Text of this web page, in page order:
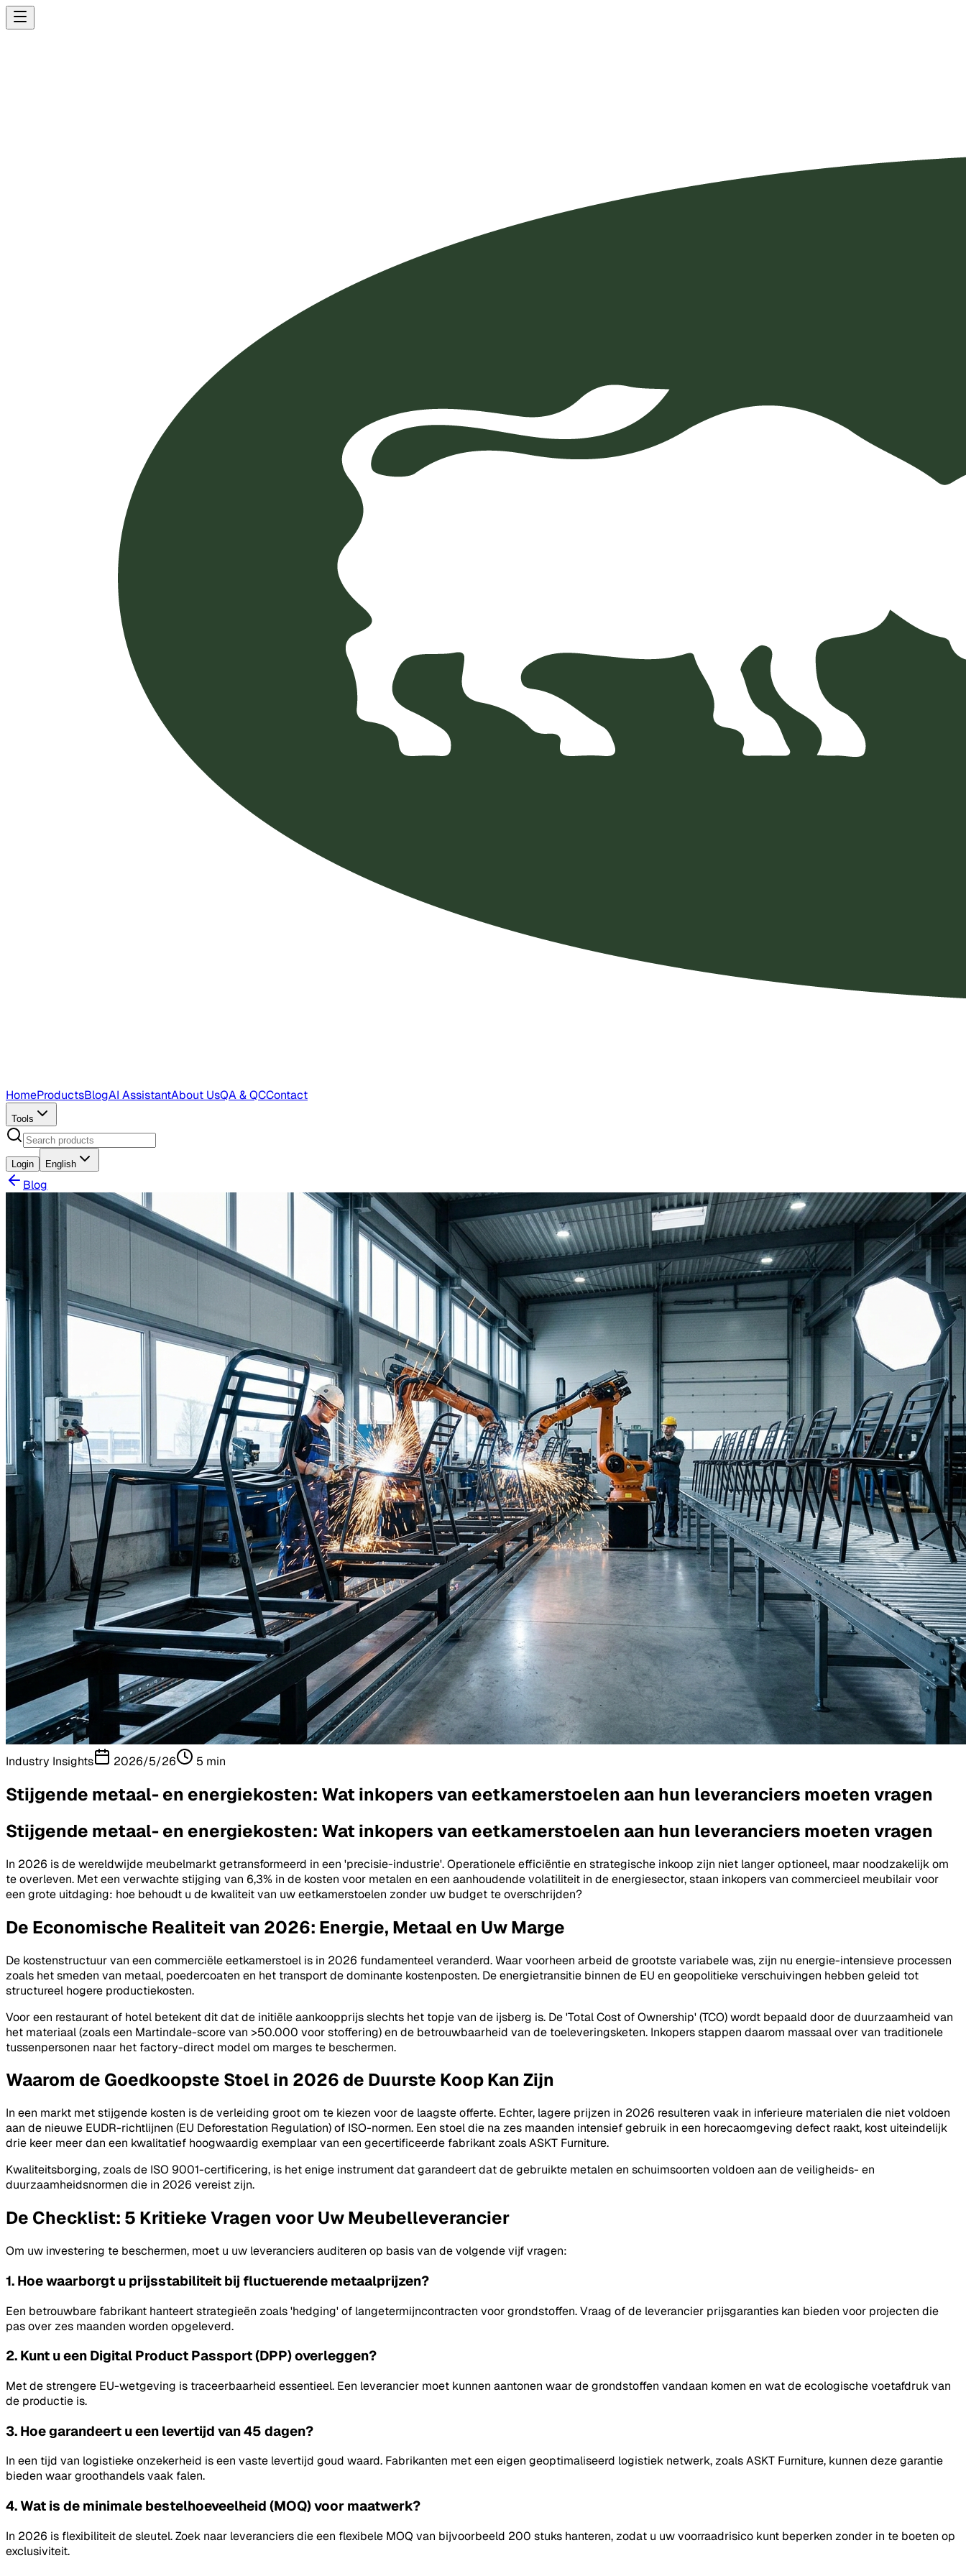
HomeProductsBlogAI AssistantAbout UsQA & QCContact
Tools
Login English
Blog
Industry Insights 2026/5/26 5 min
Stijgende metaal- en energiekosten: Wat inkopers van eetkamerstoelen aan hun leveranciers moeten vragen
Stijgende metaal- en energiekosten: Wat inkopers van eetkamerstoelen aan hun leveranciers moeten vragen
In 2026 is de wereldwijde meubelmarkt getransformeerd in een 'precisie-industrie'. Operationele efficiëntie en strategische inkoop zijn niet langer optioneel, maar noodzakelijk om
te overleven. Met een verwachte stijging van 6,3% in de kosten voor metalen en een aanhoudende volatiliteit in de energiesector, staan inkopers van commercieel meubilair voor
een grote uitdaging: hoe behoudt u de kwaliteit van uw eetkamerstoelen zonder uw budget te overschrijden?
De Economische Realiteit van 2026: Energie, Metaal en Uw Marge
De kostenstructuur van een commerciële eetkamerstoel is in 2026 fundamenteel veranderd. Waar voorheen arbeid de grootste variabele was, zijn nu energie-intensieve processen
zoals het smeden van metaal, poedercoaten en het transport de dominante kostenposten. De energietransitie binnen de EU en geopolitieke verschuivingen hebben geleid tot
structureel hogere productiekosten.
Voor een restaurant of hotel betekent dit dat de initiële aankoopprijs slechts het topje van de ijsberg is. De 'Total Cost of Ownership' (TCO) wordt bepaald door de duurzaamheid van
het materiaal (zoals een Martindale-score van >50.000 voor stoffering) en de betrouwbaarheid van de toeleveringsketen. Inkopers stappen daarom massaal over van traditionele
tussenpersonen naar het factory-direct model om marges te beschermen.
Waarom de Goedkoopste Stoel in 2026 de Duurste Koop Kan Zijn
In een markt met stijgende kosten is de verleiding groot om te kiezen voor de laagste offerte. Echter, lagere prijzen in 2026 resulteren vaak in inferieure materialen die niet voldoen
aan de nieuwe EUDR-richtlijnen (EU Deforestation Regulation) of ISO-normen. Een stoel die na zes maanden intensief gebruik in een horecaomgeving defect raakt, kost uiteindelijk
drie keer meer dan een kwalitatief hoogwaardig exemplaar van een gecertificeerde fabrikant zoals ASKT Furniture.
Kwaliteitsborging, zoals de ISO 9001-certificering, is het enige instrument dat garandeert dat de gebruikte metalen en schuimsoorten voldoen aan de veiligheids- en
duurzaamheidsnormen die in 2026 vereist zijn.
De Checklist: 5 Kritieke Vragen voor Uw Meubelleverancier
Om uw investering te beschermen, moet u uw leveranciers auditeren op basis van de volgende vijf vragen:
1. Hoe waarborgt u prijsstabiliteit bij fluctuerende metaalprijzen?
Een betrouwbare fabrikant hanteert strategieën zoals 'hedging' of langetermijncontracten voor grondstoffen. Vraag of de leverancier prijsgaranties kan bieden voor projecten die
pas over zes maanden worden opgeleverd.
2. Kunt u een Digital Product Passport (DPP) overleggen?
Met de strengere EU-wetgeving is traceerbaarheid essentieel. Een leverancier moet kunnen aantonen waar de grondstoffen vandaan komen en wat de ecologische voetafdruk van
de productie is.
3. Hoe garandeert u een levertijd van 45 dagen?
In een tijd van logistieke onzekerheid is een vaste levertijd goud waard. Fabrikanten met een eigen geoptimaliseerd logistiek netwerk, zoals ASKT Furniture, kunnen deze garantie
bieden waar groothandels vaak falen.
4. Wat is de minimale bestelhoeveelheid (MOQ) voor maatwerk?
In 2026 is flexibiliteit de sleutel. Zoek naar leveranciers die een flexibele MOQ van bijvoorbeeld 200 stuks hanteren, zodat u uw voorraadrisico kunt beperken zonder in te boeten op
exclusiviteit.